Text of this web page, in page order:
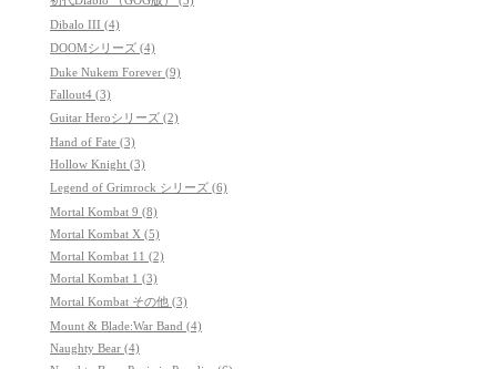
Dibalo III (4)
DOOMシリーズ (4)
Duke Nukem Forever (9)
Fallout4 (3)
Guitar Heroシリーズ (2)
Hand of Fate (3)
Hollow Knight (3)
Legend of Grimrock シリーズ (6)
Mortal Kombat 9 (8)
Mortal Kombat X (5)
Mortal Kombat 11 (2)
Mortal Kombat 1 (3)
Mortal Kombat その他 (3)
Mount & Blade:War Band (4)
Naughty Bear (4)